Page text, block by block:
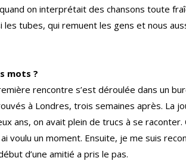
on interprétait des chansons toute
tubes, qui remuent les gens et nous
mots ?
rencontre s’est déroulée dans un
à Londres, trois semaines après. La
ans, on avait plein de trucs à se
voulu un moment. Ensuite, je me suis
d’une amitié a pris le pas.